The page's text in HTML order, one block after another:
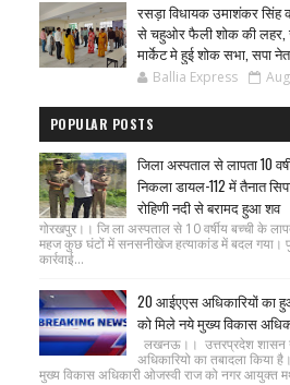
रसड़ा विधायक उमाशंकर सिंह
से चहुओर फैली शोक की लहर,
मार्केट मे हुई शोक सभा, सपा
Ballia Express
POPULAR POSTS
जिला अस्पताल से लापता 10
निकला डायल-112 में तैनात
रोहिणी नदी से बरामद हुआ शव
गोरखपुर।। जि ला अस्पताल से 10 वर्षीय बच्ची के
महज कुछ घंटों में सनसनीखेज हत्याकांड में बदल गया।
कार्रवाई...
20 आईएएस अधिकारियों का
को मिले नये मुख्य विकास
लखनऊ।। उत्तरप्रदेश
अधिकारियो का तबादला किया
मुख्य विकास अधिकारी ओजस्वी राज को नगर आयुक्त